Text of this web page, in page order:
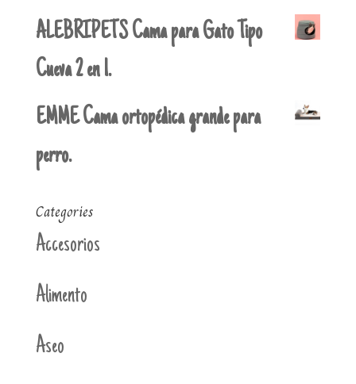
ALEBRIPETS Cama para Gato Tipo
Cueva 2 en 1.
EMME Cama ortopédica grande para
perro.
Categories
Accesorios
Alimento
Aseo